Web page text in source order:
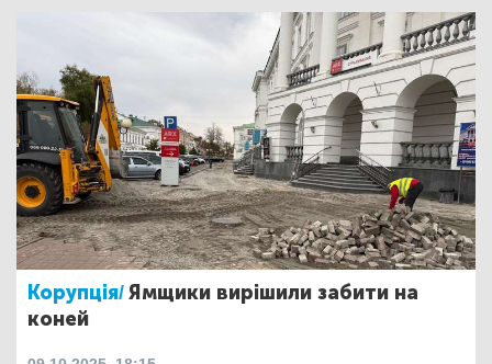
Корупція/Ямщики вирішили забити на
коней